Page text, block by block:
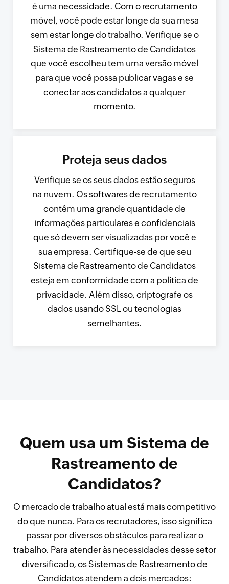
é uma necessidade. Com o recrutamento
móvel, você pode estar longe da sua mesa
sem estar longe do trabalho. Verifique se o
Sistema de Rastreamento de Candidatos
que você escolheu tem uma versão móvel
para que você possa publicar vagas e se
conectar aos candidatos a qualquer
momento.
Proteja seus dados
Verifique se os seus dados estão seguros
na nuvem. Os softwares de recrutamento
contêm uma grande quantidade de
informações particulares e confidenciais
que só devem ser visualizadas por você e
sua empresa. Certifique-se de que seu
Sistema de Rastreamento de Candidatos
esteja em conformidade com a política de
privacidade. Além disso, criptografe os
dados usando SSL ou tecnologias
semelhantes.
Quem usa um Sistema de
Rastreamento de
Candidatos?
O mercado de trabalho atual está mais competitivo
do que nunca. Para os recrutadores, isso significa
passar por diversos obstáculos para realizar o
trabalho. Para atender às necessidades desse setor
diversificado, os Sistemas de Rastreamento de
Candidatos atendem a dois mercados: